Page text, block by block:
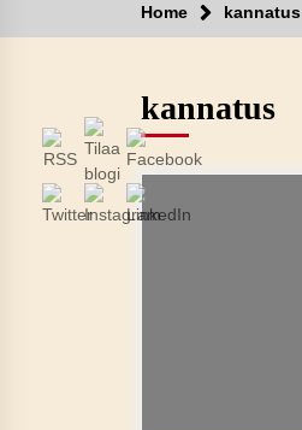
Home kannatus
kannatus